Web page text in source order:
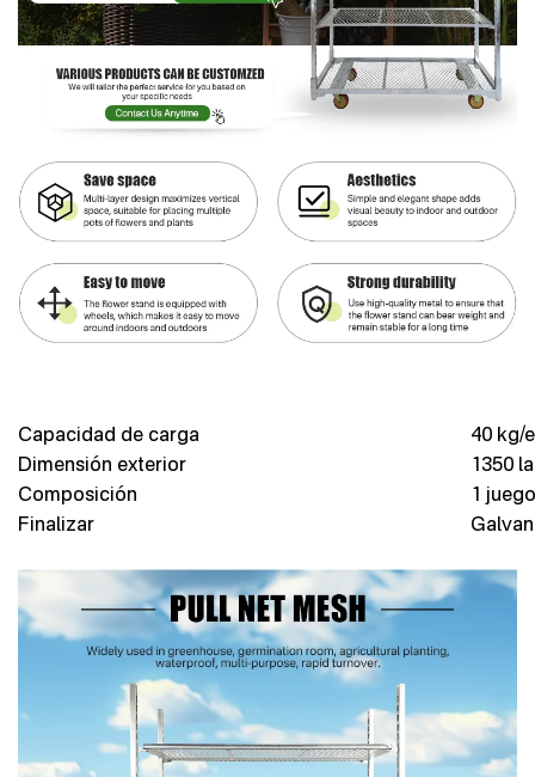
Capacidad de carga
40 kg/
Dimensión exterior
1350
Composición
1
Finalizar